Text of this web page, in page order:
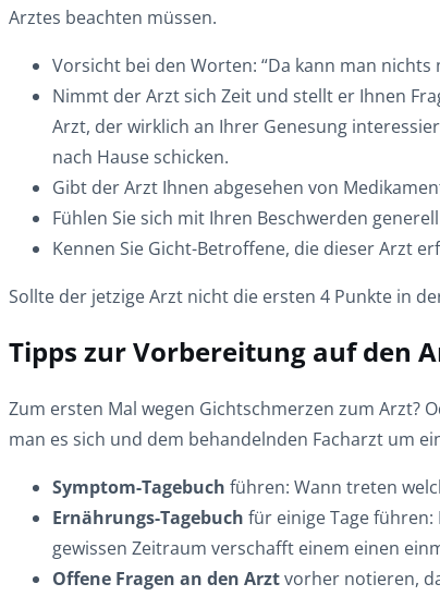
Arztes beachten müssen.
Vorsicht bei den Worten: “Da kann man
Nimmt der Arzt sich Zeit und stellt er Ihnen
Arzt, der wirklich an Ihrer Genesung
nach Hause schicken.
Gibt der Arzt Ihnen abgesehen von
Fühlen Sie sich mit Ihren Beschwerden
Kennen Sie Gicht-Betroffene, die dieser Arzt
Sollte der jetzige Arzt nicht die ersten 4 Punkte in
Tipps zur Vorbereitung auf den
Zum ersten Mal wegen Gichtschmerzen zum Arzt?
man es sich und dem behandelnden Facharzt um
Symptom-Tagebuch führen: Wann treten
Ernährungs-Tagebuch für einige Tage
gewissen Zeitraum verschafft einem einen
Offene Fragen an den Arztvorher notieren,